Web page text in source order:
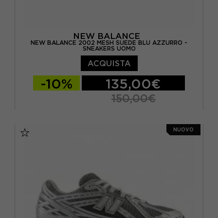
NEW BALANCE
NEW BALANCE 2002 MESH SUEDE BLU AZZURRO -
SNEAKERS UOMO
EUR 42.5 / US 9
EUR 44.5 / US 10.5
EUR 45.5 / US 11.5
ACQUISTA
-10% 135,00€
150,00€
NUOVO